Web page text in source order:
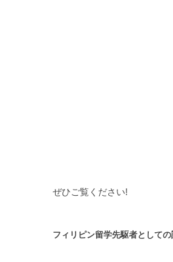
ぜひご覧ください!
フィリピン留学先駆者としての